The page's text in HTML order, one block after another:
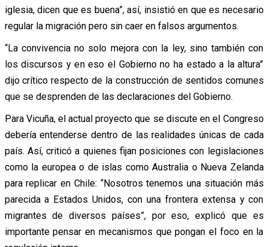
iglesia, dicen que es buena”, así, insistió en que es necesario
regular la migración pero sin caer en falsos argumentos.
“La convivencia no solo mejora con la ley, sino también con
los discursos y en eso el Gobierno no ha estado a la altura”
dijo crítico respecto de la construcción de sentidos comunes
que se desprenden de las declaraciones del Gobierno.
Para Vicuña, el actual proyecto que se discute en el Congreso
debería entenderse dentro de las realidades únicas de cada
país. Así, criticó a quienes fijan posiciones con legislaciones
como la europea o de islas como Australia o Nueva Zelanda
para replicar en Chile: “Nosotros tenemos una situación más
parecida a Estados Unidos, con una frontera extensa y con
migrantes de diversos países”, por eso, explicó que es
importante pensar en mecanismos que pongan el foco en la